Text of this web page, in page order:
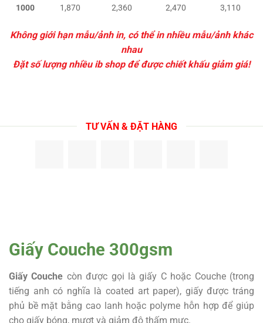
1000
1,870 2,360 2,470 3,110
Không giới hạn mẫu/ảnh in, có thể in nhiều mẫu/ảnh khác
nhau
Đặt số lượng nhiều ib shop để được chiết khấu giảm giá!
TƯ VẤN & ĐẶT HÀNG
Giấy Couche 300gsm
Giấy Couche còn được gọi là giấy C hoặc Couche (trong
tiếng anh có nghĩa là coated art paper), giấy được tráng
phủ bề mặt bằng cao lanh hoặc polyme hỗn hợp để giúp
cho giấy bóng, mượt và giảm độ thấm mực.